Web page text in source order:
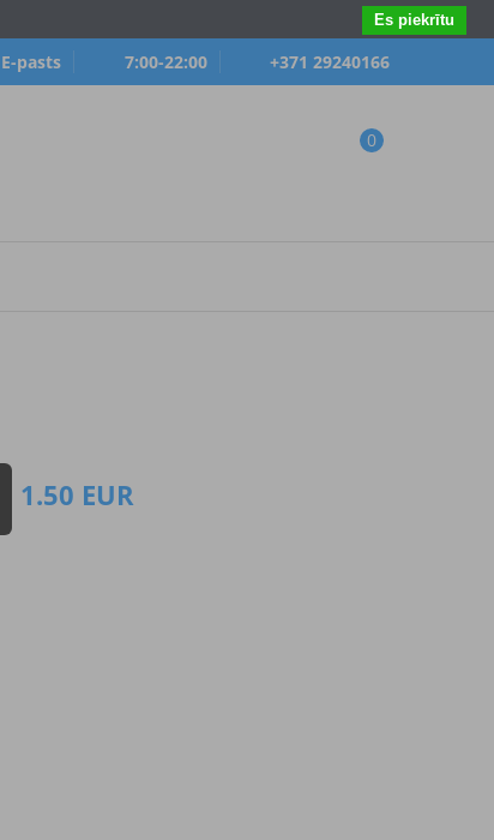
E-pasts 7:00-22:00 +371 29240166
0
1.50 EUR
Es piekrītu